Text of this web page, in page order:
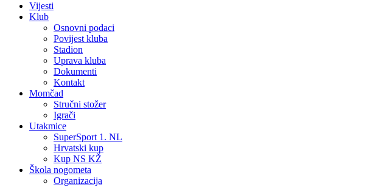
Vijesti
Klub
Osnovni podaci
Povijest kluba
Stadion
Uprava kluba
Dokumenti
Kontakt
Momčad
Stručni stožer
Igrači
Utakmice
SuperSport 1. NL
Hrvatski kup
Kup NS KŽ
Škola nogometa
Organizacija